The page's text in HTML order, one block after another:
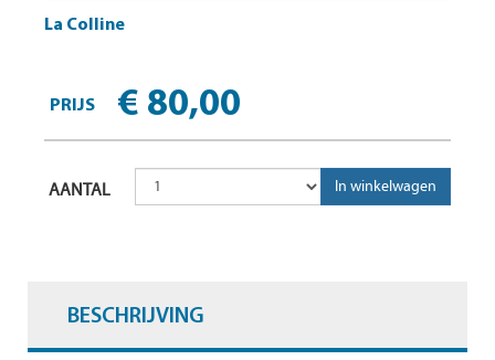
La Colline
PRIJS € 80,00
AANTAL
BESCHRIJVING